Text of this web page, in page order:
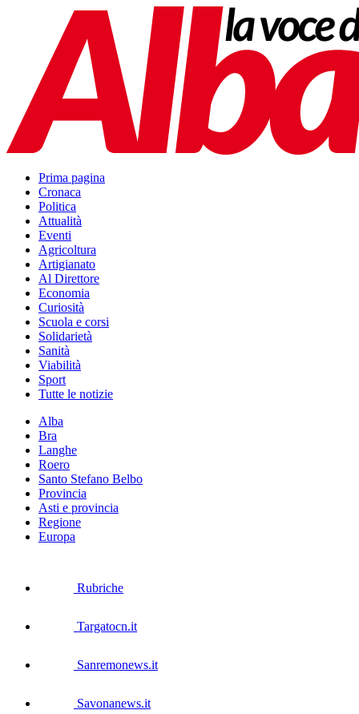
Prima pagina
Cronaca
Politica
Attualità
Eventi
Agricoltura
Artigianato
Al Direttore
Economia
Curiosità
Scuola e corsi
Solidarietà
Sanità
Viabilità
Sport
Tutte le notizie
Alba
Bra
Langhe
Roero
Santo Stefano Belbo
Provincia
Asti e provincia
Regione
Europa
Rubriche
Targatocn.it
Sanremonews.it
Savonanews.it